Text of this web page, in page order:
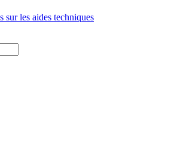
sur les aides techniques